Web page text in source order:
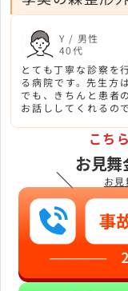
Y / 男性
40代
とても丁寧な診察を
る病院です。先生方
でも、きちんと患者
お話ししてくれるの
きて本当に良かった
＼
こち
お見舞
お